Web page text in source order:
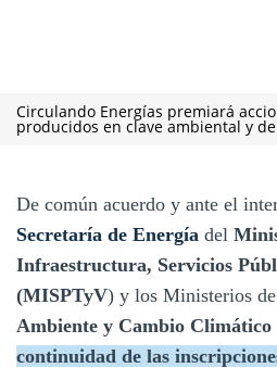
Circulando Energías premiará
producidos en clave ambiental y
De común acuerdo y ante el
Secretaría de Energía del
Infraestructura, Servicios
(MISPTyV) y los Ministerios de
Ambiente y Cambio Climático
continuidad de las